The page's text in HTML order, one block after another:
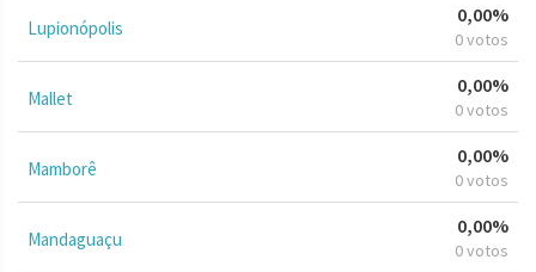
Lupionópolis
0,00%
0 votos
Mallet
0,00%
0 votos
Mamborê
0,00%
0 votos
Mandaguaçu
0,00%
0 votos